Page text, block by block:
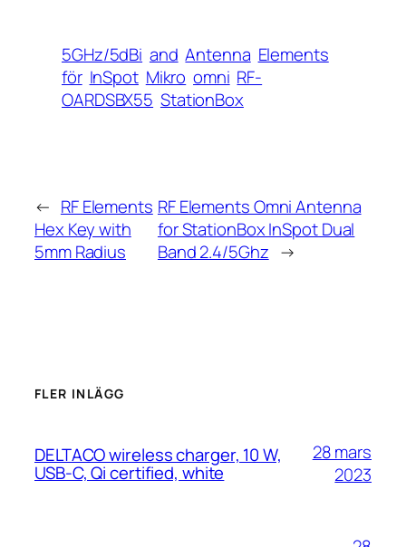
5GHz/5dBi and Antenna Elements
för InSpot Mikro omni RF-
OARDSBX55 StationBox
← RF Elements
Hex Key with
5mm Radius
RF Elements Omni Antenna
for StationBox InSpot Dual
Band 2.4/5Ghz →
FLER INLÄGG
DELTACO wireless charger, 10 W,
USB-C, Qi certified, white
28 mars
2023